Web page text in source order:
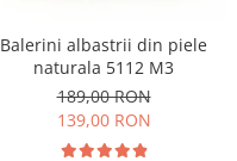
Balerini albastrii din piele
naturala 5112 M3
189,00 RON
139,00 RON